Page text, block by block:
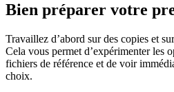
Bien préparer votre
Travaillez d’abord sur des copies et
Cela vous permet d’expérimenter les
fichiers de référence et de voir
choix.